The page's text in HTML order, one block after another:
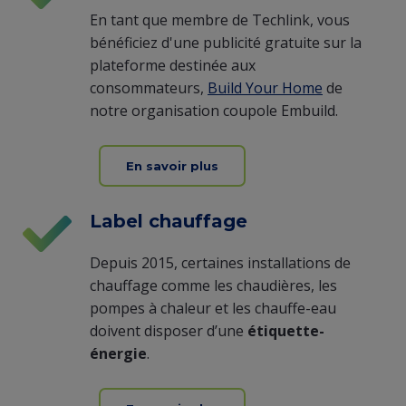
En tant que membre de Techlink, vous
bénéficiez d'une publicité gratuite sur la
plateforme destinée aux
consommateurs, Build Your Home de
notre organisation coupole Embuild.
En savoir plus
Label chauffage
Depuis 2015, certaines installations de
chauffage comme les chaudières, les
pompes à chaleur et les chauffe-eau
doivent disposer d’une étiquette-
énergie.